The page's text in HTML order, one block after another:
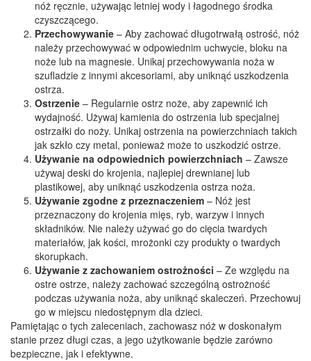
nóż ręcznie, używając letniej wody i łagodnego środka
czyszczącego.
Przechowywanie – Aby zachować długotrwałą ostrość, nóż
należy przechowywać w odpowiednim uchwycie, bloku na
noże lub na magnesie. Unikaj przechowywania noża w
szufladzie z innymi akcesoriami, aby uniknąć uszkodzenia
ostrza.
Ostrzenie – Regularnie ostrz noże, aby zapewnić ich
wydajność. Używaj kamienia do ostrzenia lub specjalnej
ostrzałki do noży. Unikaj ostrzenia na powierzchniach takich
jak szkło czy metal, ponieważ może to uszkodzić ostrze.
Używanie na odpowiednich powierzchniach – Zawsze
używaj deski do krojenia, najlepiej drewnianej lub
plastikowej, aby uniknąć uszkodzenia ostrza noża.
Używanie zgodne z przeznaczeniem – Nóż jest
przeznaczony do krojenia mięs, ryb, warzyw i innych
składników. Nie należy używać go do cięcia twardych
materiałów, jak kości, mrożonki czy produkty o twardych
skorupkach.
Używanie z zachowaniem ostrożności – Ze względu na
ostre ostrze, należy zachować szczególną ostrożność
podczas używania noża, aby uniknąć skaleczeń. Przechowuj
go w miejscu niedostępnym dla dzieci.
Pamiętając o tych zaleceniach, zachowasz nóż w doskonałym
stanie przez długi czas, a jego użytkowanie będzie zarówno
bezpieczne, jak i efektywne.